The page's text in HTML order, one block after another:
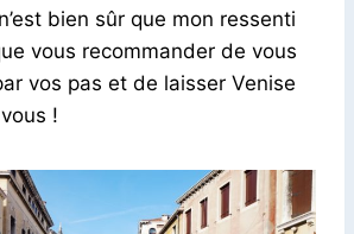
bien sûr que mon ressenti
vous recommander de vous
vos pas et de laisser Venise
!